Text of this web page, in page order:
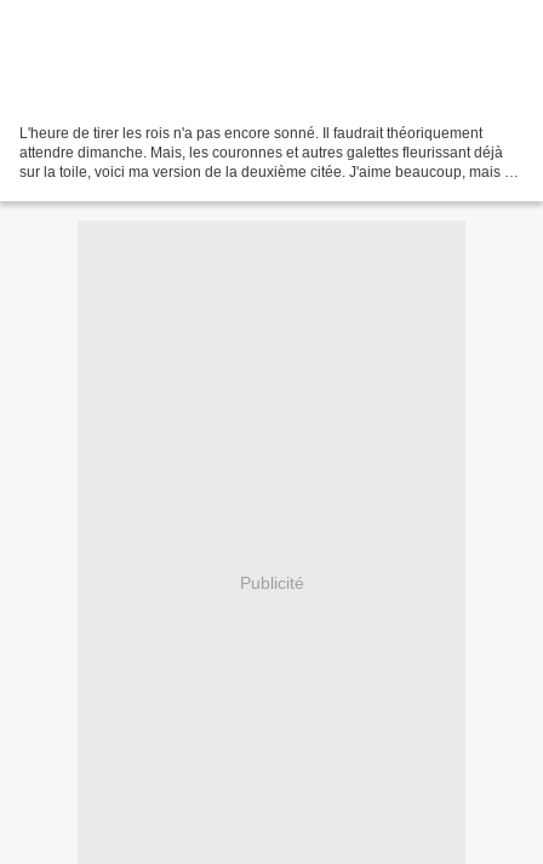
L'heure de tirer les rois n'a pas encore sonné. Il faudrait théoriquement
attendre dimanche. Mais, les couronnes et autres galettes fleurissant déjà
sur la toile, voici ma version de la deuxième citée. J'aime beaucoup, mais ne
Publicité